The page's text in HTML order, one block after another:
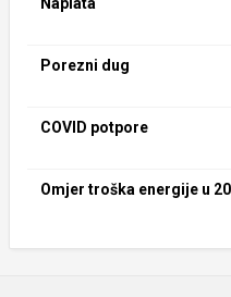
Porezni dug
COVID potpore
Omjer troška energije u